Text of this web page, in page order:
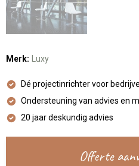
Merk: Luxy
Dé projectinrichter voor
Ondersteuning van advies en
20 jaar deskundig advies
Offerte